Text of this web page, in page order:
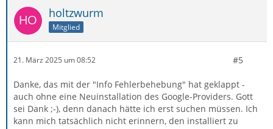
holtzwurm
Mitglied
21. März 2025 um 08:52 #5
Danke, das mit der "Info Fehlerbehebung" hat geklappt -
auch ohne eine Neuinstallation des Google-Providers. Gott
sei Dank ;-), denn danach hätte ich erst suchen müssen. Ich
kann mich tatsächlich nicht erinnern, den installiert zu